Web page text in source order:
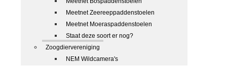
Meetnet Zeereeppaddenstoelen
Meetnet Moeraspaddenstoelen
Staat deze soort er nog?
Zoogdiervereniging
NEM Wildcamera's